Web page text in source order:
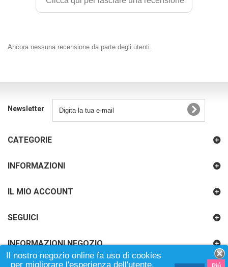
Il nostro negozio online fa uso di cookies
per migliorare l'esperienza dell'utente,
Ancora nessuna recensione da parte degli utenti.
Newsletter
CATEGORIE
INFORMAZIONI
IL MIO ACCOUNT
SEGUICI
INFORMAZIONI NEGOZIO